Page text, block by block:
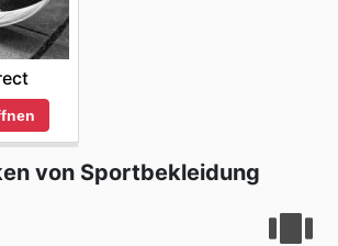
von Sportbekleidung